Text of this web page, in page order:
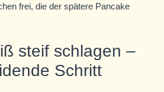
frei, die der spätere Pancake
steif schlagen –
Schritt